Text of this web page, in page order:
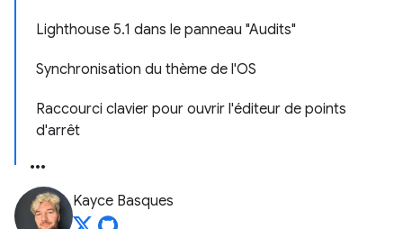
Lighthouse 5.1 dans le panneau "Audits"
Synchronisation du thème de l'OS
Raccourci clavier pour ouvrir l'éditeur de points
d'arrêt
Kayce Basques